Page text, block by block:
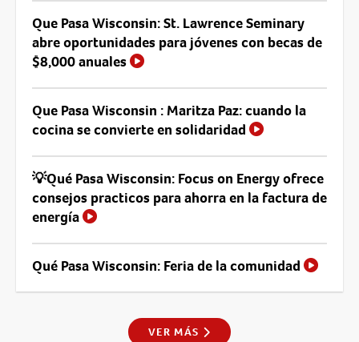
Que Pasa Wisconsin: St. Lawrence Seminary
abre oportunidades para jóvenes con becas de
$8,000 anuales
Que Pasa Wisconsin : Maritza Paz: cuando la
cocina se convierte en solidaridad
💡Qué Pasa Wisconsin: Focus on Energy ofrece
consejos practicos para ahorra en la factura de
energía
Qué Pasa Wisconsin: Feria de la comunidad
VER MÁS